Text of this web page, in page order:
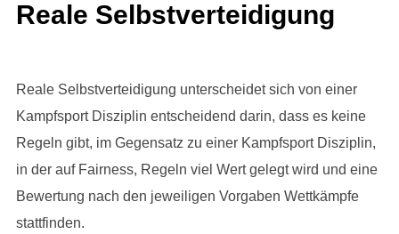
Reale Selbstverteidigung
Reale Selbstverteidigung unterscheidet sich von einer
Kampfsport Disziplin entscheidend darin, dass es keine
Regeln gibt, im Gegensatz zu einer Kampfsport Disziplin,
in der auf Fairness, Regeln viel Wert gelegt wird und eine
Bewertung nach den jeweiligen Vorgaben Wettkämpfe
stattfinden.